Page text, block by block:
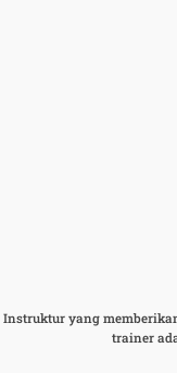
Instruktur yang
trainer